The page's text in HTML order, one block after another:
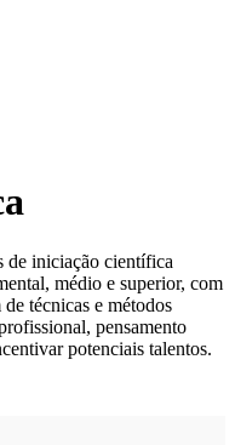
de iniciação científica
médio e superior, com
técnicas e métodos
pensamento
potenciais talentos.